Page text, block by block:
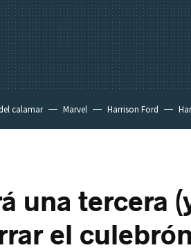
calamar Marvel Harrison Ford
una tercera
el culebrón